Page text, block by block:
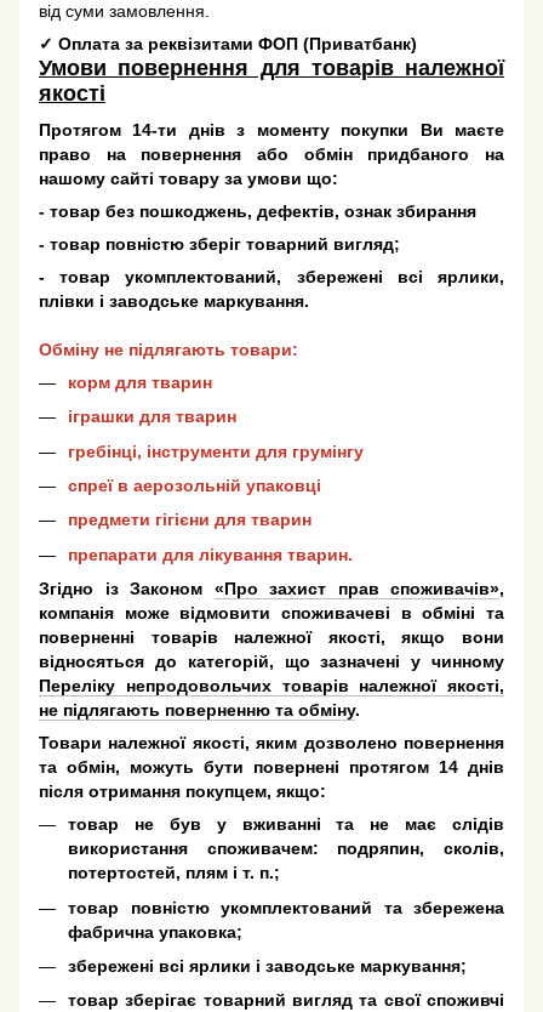
від суми замовлення.
✓ Оплата за реквізитами ФОП (Приватбанк)
Умови повернення для товарів належної
якості
Протягом 14-ти днів з моменту покупки Ви маєте
право на повернення або обмін придбаного на
нашому сайті товару за умови що:
- товар без пошкоджень, дефектів, ознак збирання
- товар повністю зберіг товарний вигляд;
- товар укомплектований, збережені всі ярлики,
плівки і заводське маркування.
Обміну не підлягають товари:
корм для тварин
іграшки для тварин
гребінці, інструменти для грумінгу
спреї в аерозольній упаковці
предмети гігієни для тварин
препарати для лікування тварин.
Згідно із Законом «Про захист прав споживачів»,
компанія може відмовити споживачеві в обміні та
поверненні товарів належної якості, якщо вони
відносяться до категорій, що зазначені у чинному
Переліку непродовольчих товарів належної якості,
не підлягають поверненню та обміну.
Товари належної якості, яким дозволено повернення
та обмін, можуть бути повернені протягом 14 днів
після отримання покупцем, якщо:
товар не був у вживанні та не має слідів
використання споживачем: подряпин, сколів,
потертостей, плям і т. п.;
товар повністю укомплектований та збережена
фабрична упаковка;
збережені всі ярлики і заводське маркування;
товар зберігає товарний вигляд та свої споживчі